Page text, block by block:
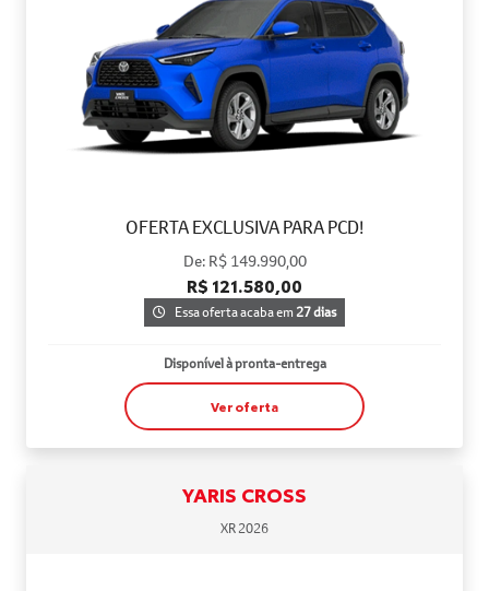
OFERTA EXCLUSIVA PARA PCD!
De: R$ 149.990,00
R$ 121.580,00
Essa oferta acaba em27 dias
Disponível à pronta-entrega
Ver oferta
YARIS CROSS
XR 2026